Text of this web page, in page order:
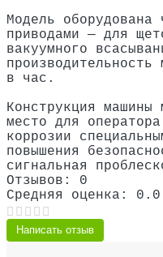
Модель оборудована
приводами — для
вакуумного
в час.
Конструкция машины
место для
коррозии
повышения
сигнальная
Отзывов: 0
Средняя оценка: 0.0
Написать отзыв